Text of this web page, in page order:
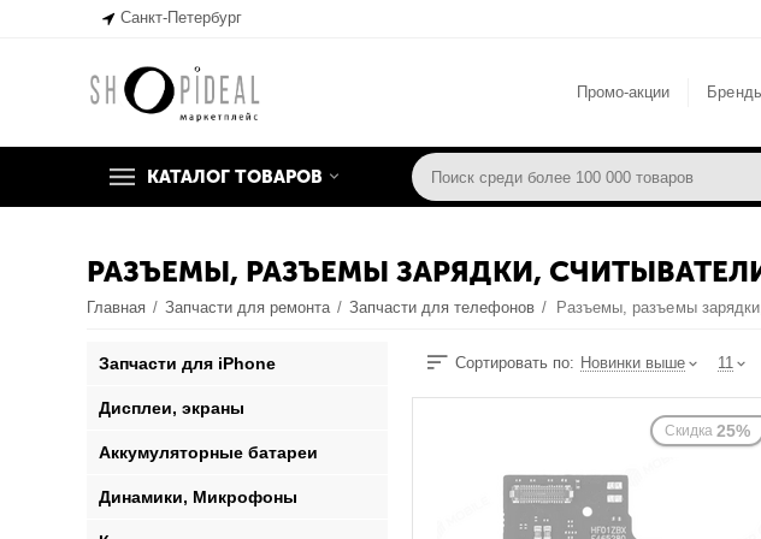
Санкт-Петербург
Промо-акции
КАТАЛОГ ТОВАРОВ
РАЗЪЕМЫ, РАЗЪЕМЫ ЗАРЯДКИ,
Главная / Запчасти для ремонта / Запчасти для телефонов /
Сортировать по: Новинки выше 11
Скидка 25%
Запчасти для iPhone
Дисплеи, экраны
Аккумуляторные батареи
Динамики, Микрофоны